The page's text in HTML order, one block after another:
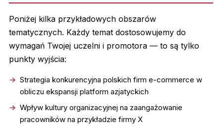
Poniżej kilka przykładowych obszarów
tematycznych. Każdy temat dostosowujemy do
wymagań Twojej uczelni i promotora — to są tylko
punkty wyjścia:
Strategia konkurencyjna polskich firm e-commerce w
obliczu ekspansji platform azjatyckich
Wpływ kultury organizacyjnej na zaangażowanie
pracowników na przykładzie firmy X